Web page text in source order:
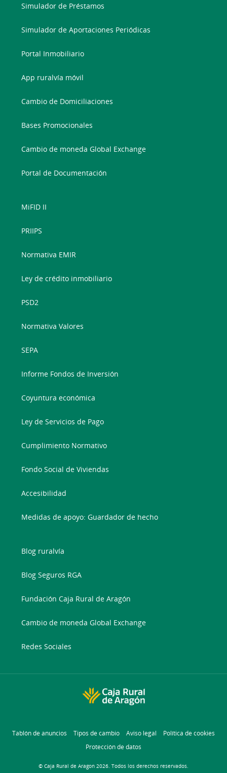
Simulador de Préstamos
Simulador de Aportaciones Periódicas
Portal Inmobiliario
App ruralvía móvil
Cambio de Domiciliaciones
Bases Promocionales
Cambio de moneda Global Exchange
Portal de Documentación
MiFID II
PRIIPS
Normativa EMIR
Ley de crédito inmobiliario
PSD2
Normativa Valores
SEPA
Informe Fondos de Inversión
Coyuntura económica
Ley de Servicios de Pago
Cumplimiento Normativo
Fondo Social de Viviendas
Accesibilidad
Medidas de apoyo: Guardador de hecho
Blog ruralvía
Blog Seguros RGA
Fundación Caja Rural de Aragón
Cambio de moneda Global Exchange
Redes Sociales
Tablón de anuncios Tipos de cambio Aviso legal
Política de cookies
Protección de datos
© Caja Rural de Aragon 2026. Todos los derechos reservados.